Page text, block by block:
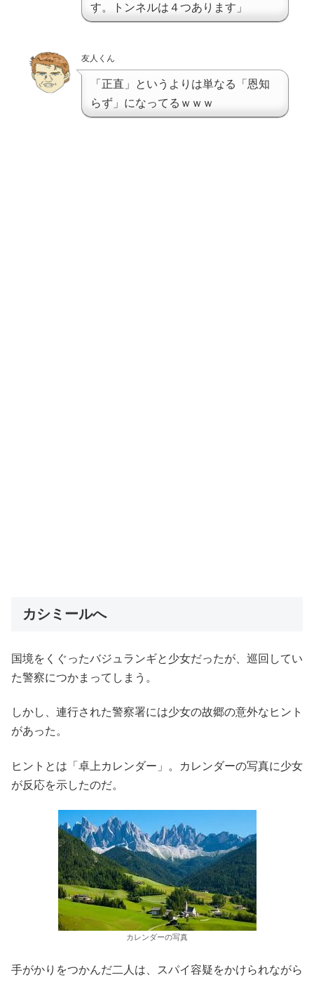
す。トンネルは４つあります」
友人くん
「正直」というよりは単なる「恩知
らず」になってるｗｗｗ
カシミールへ
国境をくぐったバジュランギと少女だったが、巡回してい
た警察につかまってしまう。
しかし、連行された警察署には少女の故郷の意外なヒント
があった。
ヒントとは「卓上カレンダー」。カレンダーの写真に少女
が反応を示したのだ。
カレンダーの写真
手がかりをつかんだ二人は、スパイ容疑をかけられながら